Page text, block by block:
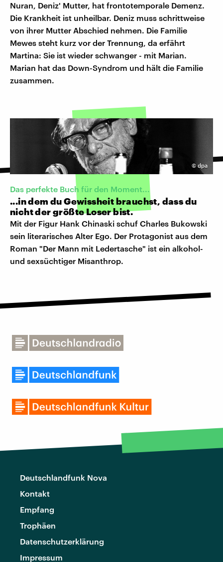
Nuran, Deniz' Mutter, hat frontotemporale Demenz.
Die Krankheit ist unheilbar. Deniz muss schrittweise
von ihrer Mutter Abschied nehmen. Die Familie
Mewes steht kurz vor der Trennung, da erfährt
Martina: Sie ist wieder schwanger - mit Marian.
Marian hat das Down-Syndrom und hält die Familie
zusammen.
©dpa
Das perfekte Buch für den Moment...
...in dem du Gewissheit brauchst, dass du
nicht der größte Loser bist.
Mit der Figur Hank Chinaski schuf Charles Bukowski
sein literarisches Alter Ego. Der Protagonist aus dem
Roman "Der Mann mit Ledertasche" ist ein alkohol-
und sexsüchtiger Misanthrop.
Deutschlandfunk Nova
Kontakt
Empfang
Trophäen
Datenschutzerklärung
Impressum